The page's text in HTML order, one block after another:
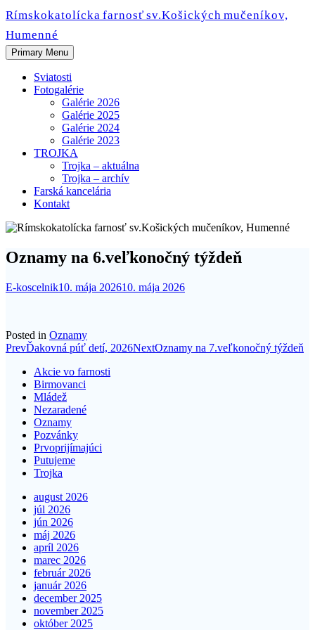
Skip
to
content
Rímskokatolícka farnosť sv.Košických mučeníkov,
Humenné
Primary Menu
Sviatosti
Fotogalérie
Galérie 2026
Galérie 2025
Galérie 2024
Galérie 2023
TROJKA
Trojka – aktuálna
Trojka – archív
Farská kancelária
Kontakt
Oznamy na 6.veľkonočný týždeň
E-koscelnik10. mája 202610. mája 2026
Posted in Oznamy
Post
navigation
PrevĎakovná púť detí, 2026NextOznamy na 7.veľkonočný týždeň
Akcie vo farnosti
Birmovanci
Mládež
Nezaradené
Oznamy
Pozvánky
Prvoprijímajúci
Putujeme
Trojka
august 2026
júl 2026
jún 2026
máj 2026
apríl 2026
marec 2026
február 2026
január 2026
december 2025
november 2025
október 2025